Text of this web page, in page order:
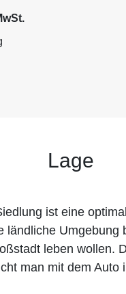
Lage
ist eine
ländliche Umgebung
leben wollen.
man mit dem Auto